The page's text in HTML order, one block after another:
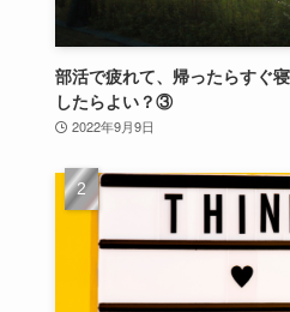
部活で疲れて、帰ったらすぐ
したらよい？③
2022年9月9日